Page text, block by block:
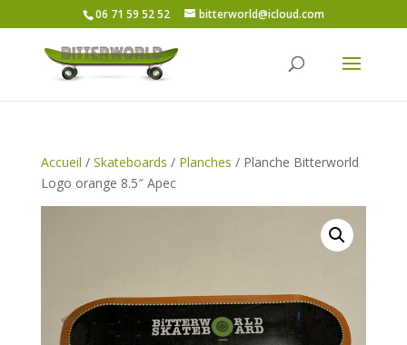
06 71 59 52 52 bitterworld@icloud.com
Accueil / Skateboards / Planches / Planche Bitterworld
Logo orange 8.5″ Apec